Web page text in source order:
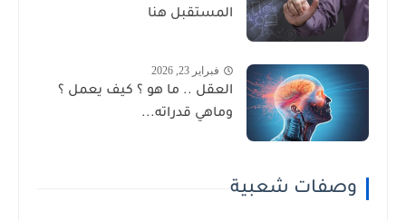
المستقبل هنا
فبراير 23, 2026
العقل .. ما هو ؟ كيف يعمل ؟
وماهي قدراته...
وصفات شعبية